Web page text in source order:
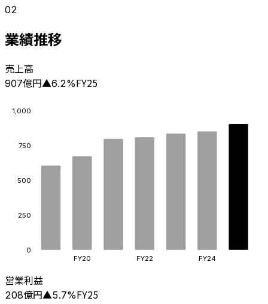
02
業績推移
売上高
907億円▲6.2%FY25
0
250
500
750
1,000
FY20 FY22 FY24
営業利益
208億円▲5.7%FY25